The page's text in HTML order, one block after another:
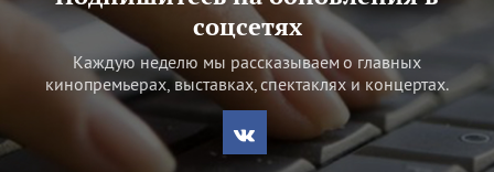
соцсетях
Каждую неделю мы рассказываем о главных
кинопремьерах, выставках, спектаклях и концертах.